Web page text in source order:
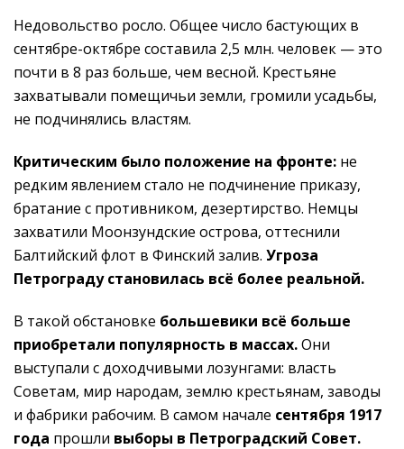
Недовольство росло. Общее число бастующих в
сентябре-октябре составила 2,5 млн. человек — это
почти в 8 раз больше, чем весной. Крестьяне
захватывали помещичьи земли, громили усадьбы,
не подчинялись властям.
Критическим было положение на фронте: не
редким явлением стало не подчинение приказу,
братание с противником, дезертирство. Немцы
захватили Моонзундские острова, оттеснили
Балтийский флот в Финский залив. Угроза
Петрограду становилась всё более реальной.
В такой обстановке большевики всё больше
приобретали популярность в массах.Они
выступали с доходчивыми лозунгами: власть
Советам, мир народам, землю крестьянам, заводы
и фабрики рабочим. В самом начале сентября 1917
года прошли выборы в Петроградский Совет.